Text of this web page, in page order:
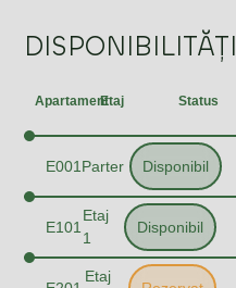
DISPONIBILITĂȚI
ApartamentEtaj Status
E001 Parter Disponibil
E101
Etaj
1
Disponibil
Etaj